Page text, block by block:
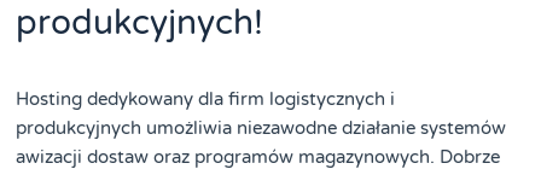
produkcyjnych!
Hosting dedykowany dla firm logistycznych i
produkcyjnych umożliwia niezawodne działanie systemów
awizacji dostaw oraz programów magazynowych. Dobrze